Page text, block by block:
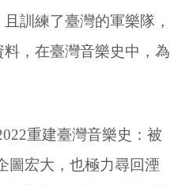
訓練了臺灣的軍樂隊，
，在臺灣音樂史中，為
重建臺灣音樂史：被
圖宏大，也極力尋回湮